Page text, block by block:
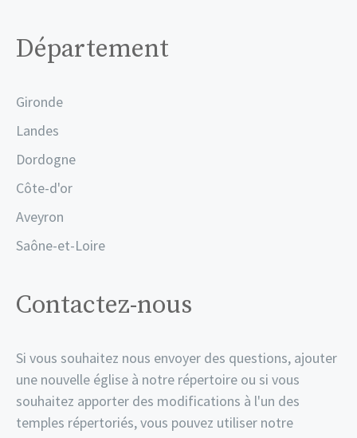
Département
Gironde
Landes
Dordogne
Côte-d'or
Aveyron
Saône-et-Loire
Contactez-nous
Si vous souhaitez nous envoyer des questions, ajouter
une nouvelle église à notre répertoire ou si vous
souhaitez apporter des modifications à l'un des
temples répertoriés, vous pouvez utiliser notre